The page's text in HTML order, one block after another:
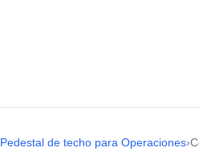
Pedestal de techo para Operaciones›